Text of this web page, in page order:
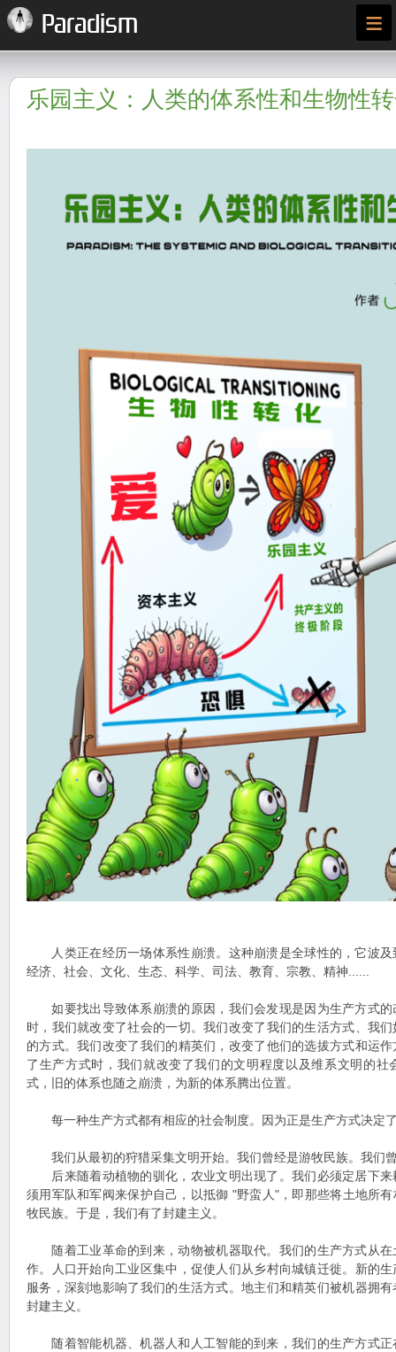
Paradism ≡
乐园主义：人类的体系性和生物性
人类正在经历一场体系性崩溃。这种崩溃是全球性的，它波及
经济、社会、文化、生态、科学、司法、教育、宗教、精神......
如要找出导致体系崩溃的原因，我们会发现是因为生产方式的
时，我们就改变了社会的一切。我们改变了我们的生活方式、我
的方式。我们改变了我们的精英们，改变了他们的选拔方式和运
了生产方式时，我们就改变了我们的文明程度以及维系文明的社
式，旧的体系也随之崩溃，为新的体系腾出位置。
每一种生产方式都有相应的社会制度。因为正是生产方式决定
我们从最初的狩猎采集文明开始。我们曾经是游牧民族。我们
后来随着动植物的驯化，农业文明出现了。我们必须定居下来
须用军队和军阀来保护自己，以抵御 "野蛮人"，即那些将土地所
牧民族。于是，我们有了封建主义。
随着工业革命的到来，动物被机器取代。我们的生产方式从在
作。人口开始向工业区集中，促使人们从乡村向城镇迁徙。新的
服务，深刻地影响了我们的生活方式。地主们和精英们被机器拥
封建主义。
随着智能机器、机器人和人工智能的到来，我们的生产方式正